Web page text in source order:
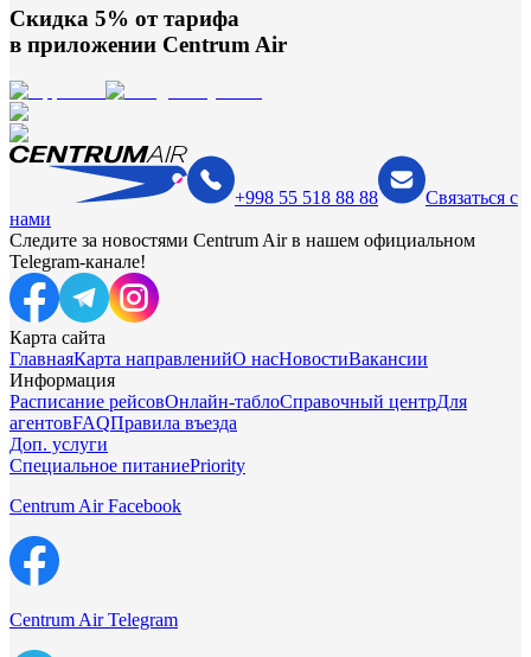
Скидка 5% от тарифа
в приложении Centrum Air
+998 55 518 88 88
Связаться с
нами
Следите за новостями Centrum Air в нашем официальном
Telegram-канале!
Карта сайта
ГлавнаяКарта направленийО насНовостиВакансии
Информация
Расписание рейсовОнлайн-таблоСправочный центрДля
агентовFAQПравила въезда
Доп. услуги
Специальное питаниеPriority
Centrum Air Facebook
Centrum Air Telegram